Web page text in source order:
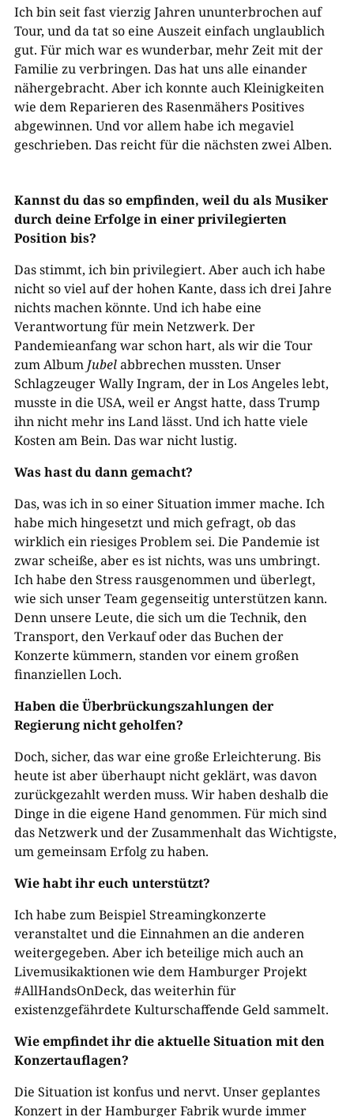
Ich bin seit fast vierzig Jahren ununterbrochen auf
Tour, und da tat so eine Auszeit einfach unglaublich
gut. Für mich war es wunderbar, mehr Zeit mit der
Familie zu verbringen. Das hat uns alle einander
nähergebracht. Aber ich konnte auch Kleinigkeiten
wie dem Reparieren des Rasenmähers Positives
abgewinnen. Und vor allem habe ich megaviel
geschrieben. Das reicht für die nächsten zwei Alben.
Kannst du das so empfinden, weil du als Musiker
durch deine Erfolge in einer privilegierten
Position bis?
Das stimmt, ich bin privilegiert. Aber auch ich habe
nicht so viel auf der hohen Kante, dass ich drei Jahre
nichts machen könnte. Und ich habe eine
Verantwortung für mein Netzwerk. Der
Pandemieanfang war schon hart, als wir die Tour
zum Album Jubelabbrechen mussten. Unser
Schlagzeuger Wally Ingram, der in Los Angeles lebt,
musste in die USA, weil er Angst hatte, dass Trump
ihn nicht mehr ins Land lässt. Und ich hatte viele
Kosten am Bein. Das war nicht lustig.
Was hast du dann gemacht?
Das, was ich in so einer Situation immer mache. Ich
habe mich hingesetzt und mich gefragt, ob das
wirklich ein riesiges Problem sei. Die Pandemie ist
zwar scheiße, aber es ist nichts, was uns umbringt.
Ich habe den Stress rausgenommen und überlegt,
wie sich unser Team gegenseitig unterstützen kann.
Denn unsere Leute, die sich um die Technik, den
Transport, den Verkauf oder das Buchen der
Konzerte kümmern, standen vor einem großen
finanziellen Loch.
Haben die Überbrückungszahlungen der
Regierung nicht geholfen?
Doch, sicher, das war eine große Erleichterung. Bis
heute ist aber überhaupt nicht geklärt, was davon
zurückgezahlt werden muss. Wir haben deshalb die
Dinge in die eigene Hand genommen. Für mich sind
das Netzwerk und der Zusammenhalt das Wichtigste,
um gemeinsam Erfolg zu haben.
Wie habt ihr euch unterstützt?
Ich habe zum Beispiel Streamingkonzerte
veranstaltet und die Einnahmen an die anderen
weitergegeben. Aber ich beteilige mich auch an
Livemusikaktionen wie dem Hamburger Projekt
#AllHandsOnDeck, das weiterhin für
existenzgefährdete Kulturschaffende Geld sammelt.
Wie empfindet ihr die aktuelle Situation mit den
Konzertauflagen?
Die Situation ist konfus und nervt. Unser geplantes
Konzert in der Hamburger Fabrik wurde immer